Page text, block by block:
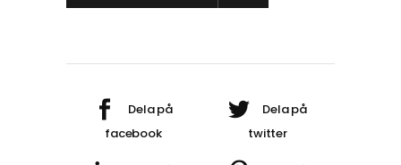
quantity